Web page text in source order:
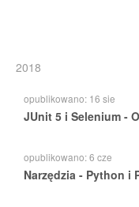
2018
opublikowano: 16 sie
JUnit 5 i Selenium -
opublikowano:6 cze
Narzędzia - Python i